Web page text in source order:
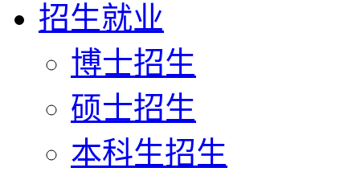
招生就业
博士招生
硕士招生
本科生招生